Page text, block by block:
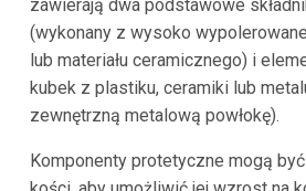
zawierają dwa podstawowe
(wykonany z wysoko
lub materiału ceramicznego) i
kubek z plastiku, ceramiki lub
zewnętrzną metalową powłokę).
Komponenty protetyczne mogą być